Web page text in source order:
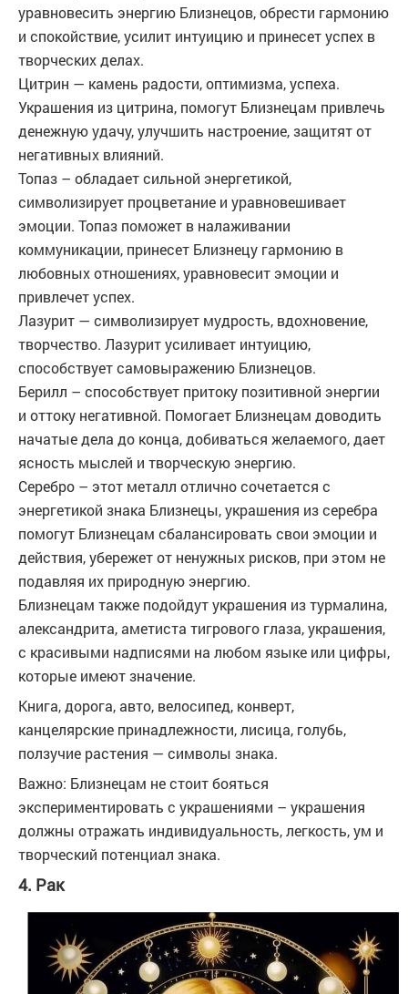
уравновесить энергию Близнецов, обрести гармонию
и спокойствие, усилит интуицию и принесет успех в
творческих делах.
Цитрин — камень радости, оптимизма, успеха.
Украшения из цитрина, помогут Близнецам привлечь
денежную удачу, улучшить настроение, защитят от
негативных влияний.
Топаз – обладает сильной энергетикой,
символизирует процветание и уравновешивает
эмоции. Топаз поможет в налаживании
коммуникации, принесет Близнецу гармонию в
любовных отношениях, уравновесит эмоции и
привлечет успех.
Лазурит — символизирует мудрость, вдохновение,
творчество. Лазурит усиливает интуицию,
способствует самовыражению Близнецов.
Берилл – способствует притоку позитивной энергии
и оттоку негативной. Помогает Близнецам доводить
начатые дела до конца, добиваться желаемого, дает
ясность мыслей и творческую энергию.
Серебро – этот металл отлично сочетается с
энергетикой знака Близнецы, украшения из серебра
помогут Близнецам сбалансировать свои эмоции и
действия, убережет от ненужных рисков, при этом не
подавляя их природную энергию.
Близнецам также подойдут украшения из турмалина,
александрита, аметиста тигрового глаза, украшения,
с красивыми надписями на любом языке или цифры,
которые имеют значение.
Книга, дорога, авто, велосипед, конверт,
канцелярские принадлежности, лисица, голубь,
ползучие растения — символы знака.
Важно: Близнецам не стоит бояться
экспериментировать с украшениями – украшения
должны отражать индивидуальность, легкость, ум и
творческий потенциал знака.
4. Рак